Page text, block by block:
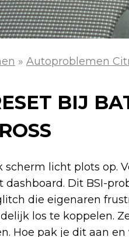
» Autoproblemen
BIJ
scherm licht plots op.
dashboard. Dit BSI-
die eigenaren
los te koppelen.
Hoe pak je dit aan